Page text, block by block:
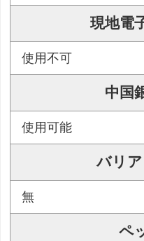
現地電
使用不可
中国
使用可能
バリ
無
ペ